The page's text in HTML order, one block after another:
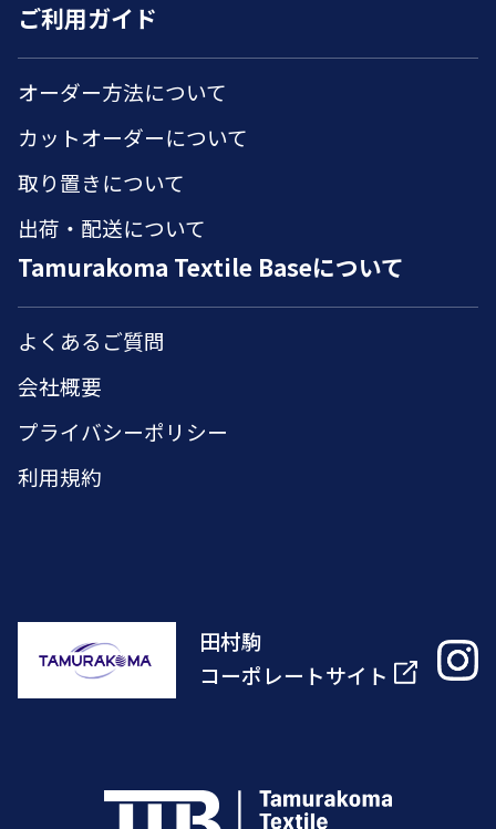
ご利用ガイド
オーダー方法について
カットオーダーについて
取り置きについて
出荷・配送について
Tamurakoma Textile Baseについて
よくあるご質問
会社概要
プライバシーポリシー
利用規約
田村駒
コーポレートサイト